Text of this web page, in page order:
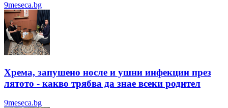
9meseca.bg
Хрема, запушено носле и ушни инфекции през
лятотo - какво трябва да знае всеки родител
9meseca.bg